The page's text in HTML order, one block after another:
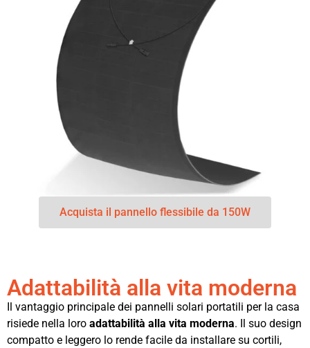
Acquista il pannello flessibile da 150W
Adattabilità alla vita moderna
Il vantaggio principale dei pannelli solari portatili per la casa
risiede nella loro adattabilità alla vita moderna. Il suo design
compatto e leggero lo rende facile da installare su cortili,